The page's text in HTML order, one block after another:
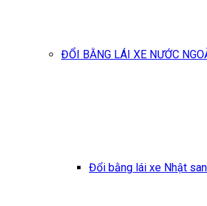
ĐỔI BẰNG LÁI XE NƯỚC
Đổi bằng lái xe Nhật